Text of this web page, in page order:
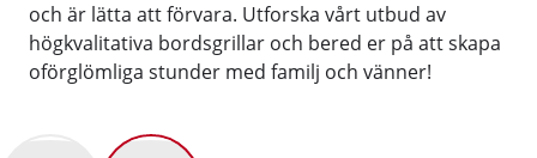
och är lätta att förvara. Utforska vårt utbud av
högkvalitativa bordsgrillar och bered er på att skapa
oförglömliga stunder med familj och vänner!